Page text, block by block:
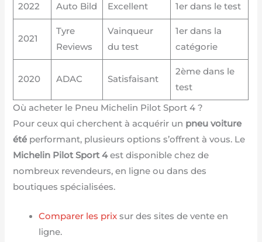
2022 Auto Bild Excellent 1er dans le test
2021
Tyre
Reviews
Vainqueur
du test
1er dans la
catégorie
2020 ADAC Satisfaisant
2ème dans le
test
Où acheter le Pneu Michelin Pilot Sport 4 ?
Pour ceux qui cherchent à acquérir un pneu voiture
été performant, plusieurs options s’offrent à vous. Le
Michelin Pilot Sport 4est disponible chez de
nombreux revendeurs, en ligne ou dans des
boutiques spécialisées.
Comparer les prix sur des sites de vente en
ligne.